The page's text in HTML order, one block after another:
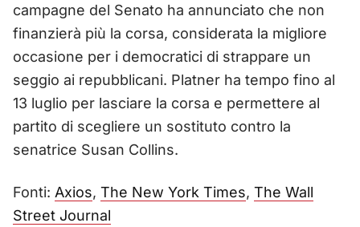
campagne del Senato ha annunciato che non
finanzierà più la corsa, considerata la migliore
occasione per i democratici di strappare un
seggio ai repubblicani. Platner ha tempo fino al
13 luglio per lasciare la corsa e permettere al
partito di scegliere un sostituto contro la
senatrice Susan Collins.
Fonti: Axios, The New York Times, The Wall
Street Journal